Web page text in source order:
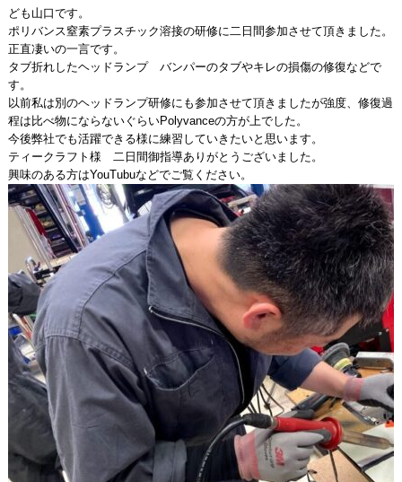
ども山口です。
ポリバンス窒素プラスチック溶接の研修に二日間参加させて頂きました。
正直凄いの一言です。
タブ折れしたヘッドランプ バンパーのタブやキレの損傷の修復などで
す。
以前私は別のヘッドランプ研修にも参加させて頂きましたが強度、修復過
程は比べ物にならないぐらいPolyvanceの方が上でした。
今後弊社でも活躍できる様に練習していきたいと思います。
ティークラフト様 二日間御指導ありがとうございました。
興味のある方はYouTubuなどでご覧ください。